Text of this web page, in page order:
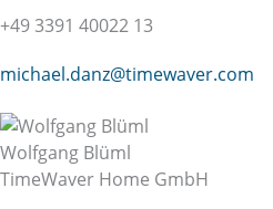
+49 3391 40022 13
michael.danz@timewaver.com
Wolfgang Blüml
TimeWaver Home GmbH